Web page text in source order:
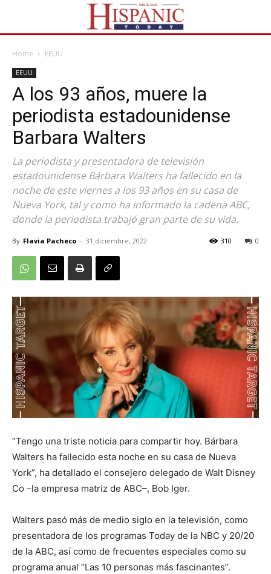
Home EEUU
EEUU
A los 93 años, muere la
periodista estadounidense
Barbara Walters
La periodista y presentadora de televisión
estadounidense Bárbara Walters ha fallecido en la
noche de este viernes a los 93 años en su casa de
Nueva York, tal y como ha informado la cadena ABC,
donde la periodista trabajó gran parte de su vida.
By Flavia Pacheco - 31 diciembre, 2022 0
310
“Tengo una triste noticia para compartir hoy. Bárbara
Walters ha fallecido esta noche en su casa de Nueva
York”, ha detallado el consejero delegado de Walt Disney
Co –la empresa matriz de ABC–, Bob Iger.
Walters pasó más de medio siglo en la televisión, como
presentadora de los programas Today de la NBC y 20/20
de la ABC, así como de frecuentes especiales como su
programa anual “Las 10 personas más fascinantes”.